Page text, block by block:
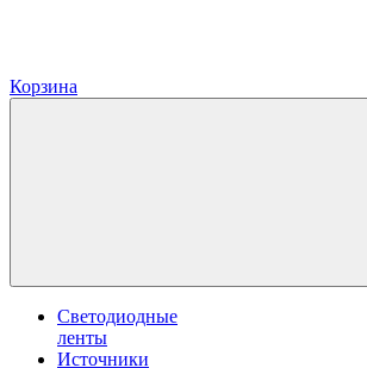
Корзина
Светодиодные
ленты
Источники